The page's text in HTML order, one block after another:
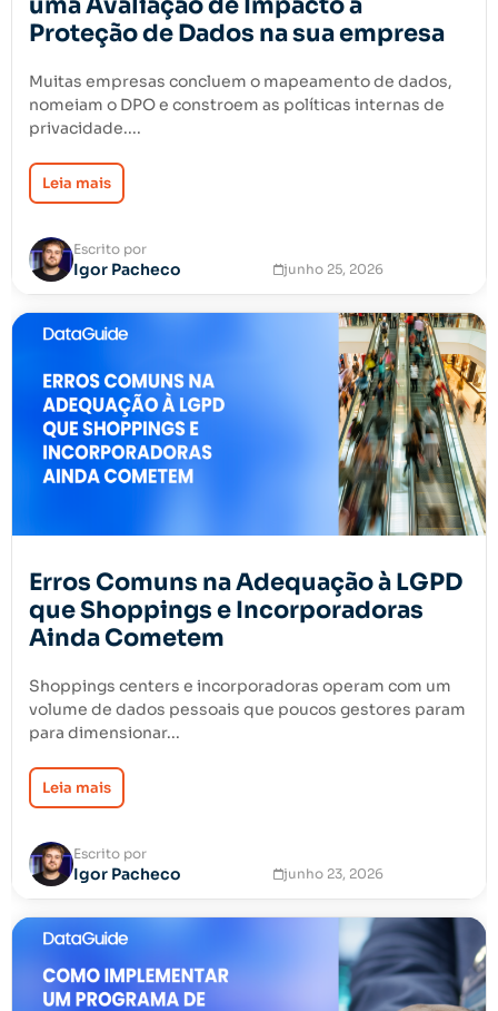
Proteção de Dados na sua empresa
Muitas empresas concluem o mapeamento de dados,
nomeiam o DPO e constroem as políticas internas de
privacidade....
Leia mais
Escrito por
Igor Pacheco junho 25, 2026
Erros Comuns na Adequação à LGPD
que Shoppings e Incorporadoras
Ainda Cometem
Shoppings centers e incorporadoras operam com um
volume de dados pessoais que poucos gestores param
para dimensionar...
Leia mais
Escrito por
Igor Pacheco junho 23, 2026